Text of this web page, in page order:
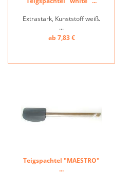
Extrastark, Kunststoff weiß.
...
ab 7,83 €
Teigspachtel "MAESTRO"
...